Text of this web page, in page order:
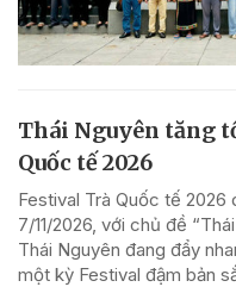
Thái Nguyên tăng
Quốc tế 2026
Festival Trà Quốc tế 2026
7/11/2026, với chủ đề
Thái Nguyên đang đẩy
một kỳ Festival đậm bản